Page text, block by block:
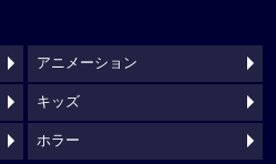
アニメーション
キッズ
ホラー